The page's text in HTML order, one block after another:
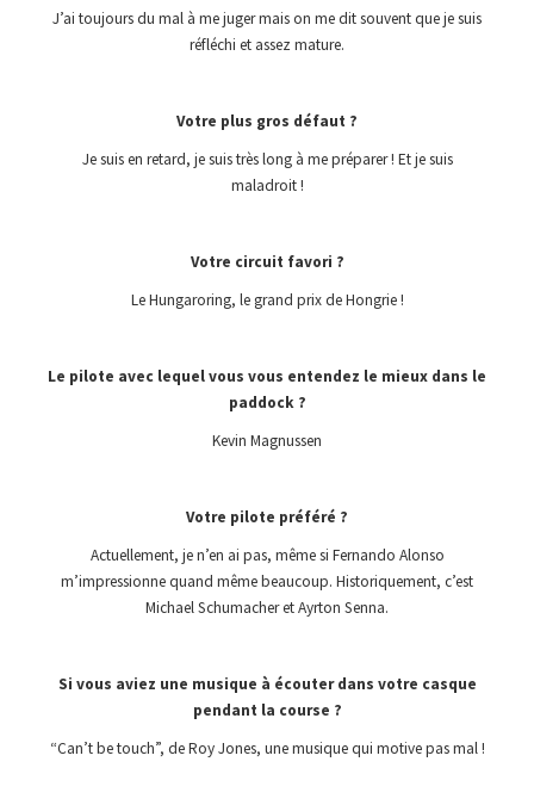
J’ai toujours du mal à me juger mais on me dit souvent que je suis
réfléchi et assez mature.
Votre plus gros défaut ?
Je suis en retard, je suis très long à me préparer ! Et je suis
maladroit !
Votre circuit favori ?
Le Hungaroring, le grand prix de Hongrie !
Le pilote avec lequel vous vous entendez le mieux dans le
paddock ?
Kevin Magnussen
Votre pilote préféré ?
Actuellement, je n’en ai pas, même si Fernando Alonso
m’impressionne quand même beaucoup. Historiquement, c’est
Michael Schumacher et Ayrton Senna.
Si vous aviez une musique à écouter dans votre casque
pendant la course ?
“Can’t be touch”, de Roy Jones, une musique qui motive pas mal !